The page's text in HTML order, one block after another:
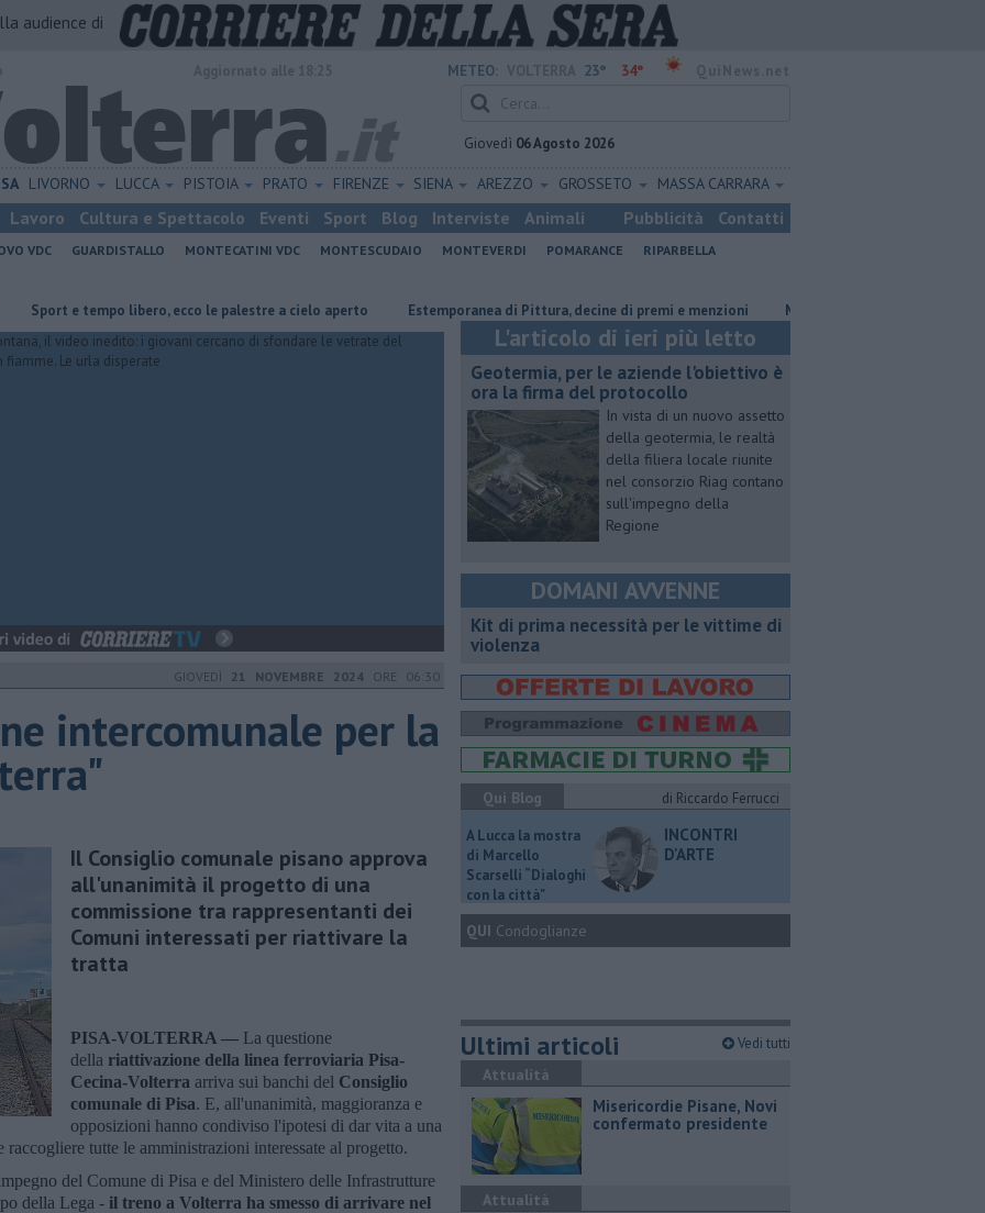
audience di
METEO: 23° 34°
Giovedì 06 Agosto 2026
LIVORNO LUCCA PISTOIA PRATO FIRENZE SIENA AREZZO GROSSETO MASSA CARRARA
Lavoro Cultura e Spettacolo Eventi Sport Blog Interviste Animali Pubblicità Contatti
VDC GUARDISTALLO MONTECATINI VDC MONTESCUDAIO MONTEVERDI POMARANCE
RIPARBELLA
e tempo libero, ecco le palestre a cielo aperto Estemporanea di Pittura, decine di premi e menzioni Misericordie Pisane, Novi confermato
GIOVEDÌ 21 NOVEMBRE 2024 ORE 06:30
intercomunale per la
Il Consiglio comunale pisano approva
all'unanimità il progetto di una
commissione tra rappresentanti dei
Comuni interessati per riattivare la
tratta
PISA-VOLTERRA — La questione
della riattivazione della linea ferroviaria Pisa-
Cecina-Volterra arriva sui banchi del Consiglio
comunale di Pisa. E, all'unanimità, maggioranza e
opposizioni hanno condiviso l'ipotesi di dar vita a una
raccogliere tutte le amministrazioni interessate al progetto.
del Comune di Pisa e del Ministero delle Infrastrutture
della Lega - il treno a Volterra ha smesso di arrivare nel
L'articolo di ieri più letto
Geotermia, per le aziende l'obiettivo è
ora la firma del protocollo
In vista di un nuovo assetto
della geotermia, le realtà
della filiera locale riunite
nel consorzio Riag contano
sull'impegno della
Regione
DOMANI AVVENNE
Kit di prima necessità per le vittime di
violenza
Qui Blog
di Riccardo Ferrucci
A Lucca la mostra
di Marcello
Scarselli “Dialoghi
con la città"
INCONTRI
D'ARTE
QUI Condoglianze
Ultimi articoli Vedi tutti
Attualità
Misericordie Pisane, Novi
confermato presidente
Attualità